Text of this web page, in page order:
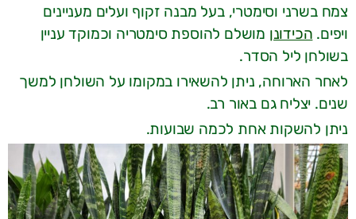
צמח בשרני וסימטרי, בעל מבנה זקוף ועלים מעניינים
ויפים. הכידונן מושלם להוספת סימטריה וכמוקד עניין
בשולחן ליל הסדר.
לאחר הארוחה, ניתן להשאירו במקומו על השולחן למשך
שנים. יצליח גם באור רב.
ניתן להשקות אחת לכמה שבועות.